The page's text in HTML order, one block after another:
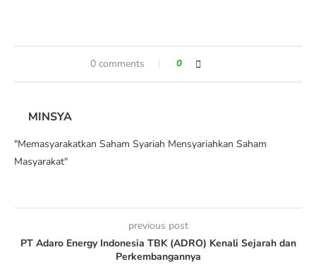
0 comments 0
MINSYA
"Memasyarakatkan Saham Syariah Mensyariahkan Saham
Masyarakat"
previous post
PT Adaro Energy Indonesia TBK (ADRO) Kenali Sejarah dan
Perkembangannya